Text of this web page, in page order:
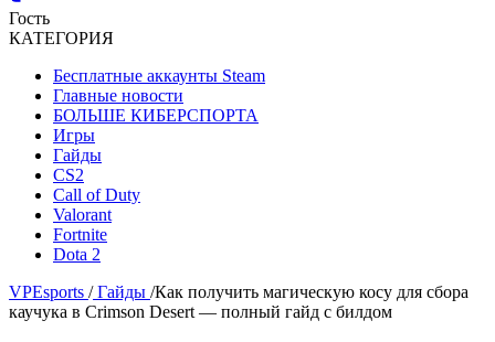
Гость
КАТЕГОРИЯ
Бесплатные аккаунты Steam
Главные новости
БОЛЬШЕ КИБЕРСПОРТА
Игры
Гайды
CS2
Call of Duty
Valorant
Fortnite
Dota 2
VPEsports / Гайды /Как получить магическую косу для сбора
каучука в Crimson Desert — полный гайд с билдом